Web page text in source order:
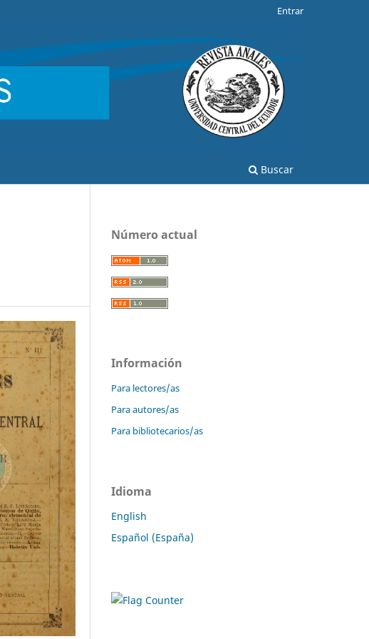
Buscar
Entrar
Número actual
Información
Para lectores/as
Para autores/as
Para bibliotecarios/as
Idioma
English
Español (España)